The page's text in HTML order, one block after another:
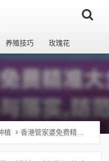
养殖技巧 玫瑰花
植 香港管家婆免费精准大全,深入解答、解释与落实,防范名不副实广告